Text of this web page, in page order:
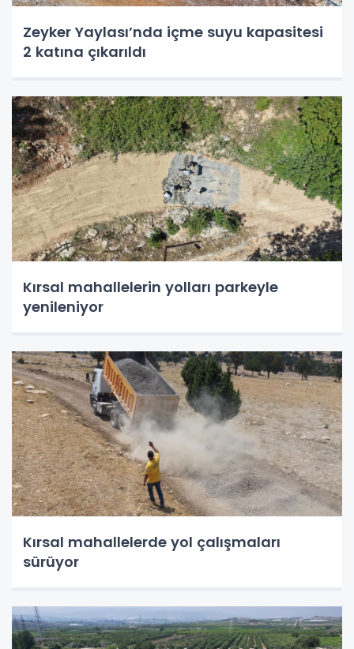
Zeyker Yaylası’nda içme suyu kapasitesi
2 katına çıkarıldı
Kırsal mahallelerin yolları parkeyle
yenileniyor
Kırsal mahallelerde yol çalışmaları
sürüyor